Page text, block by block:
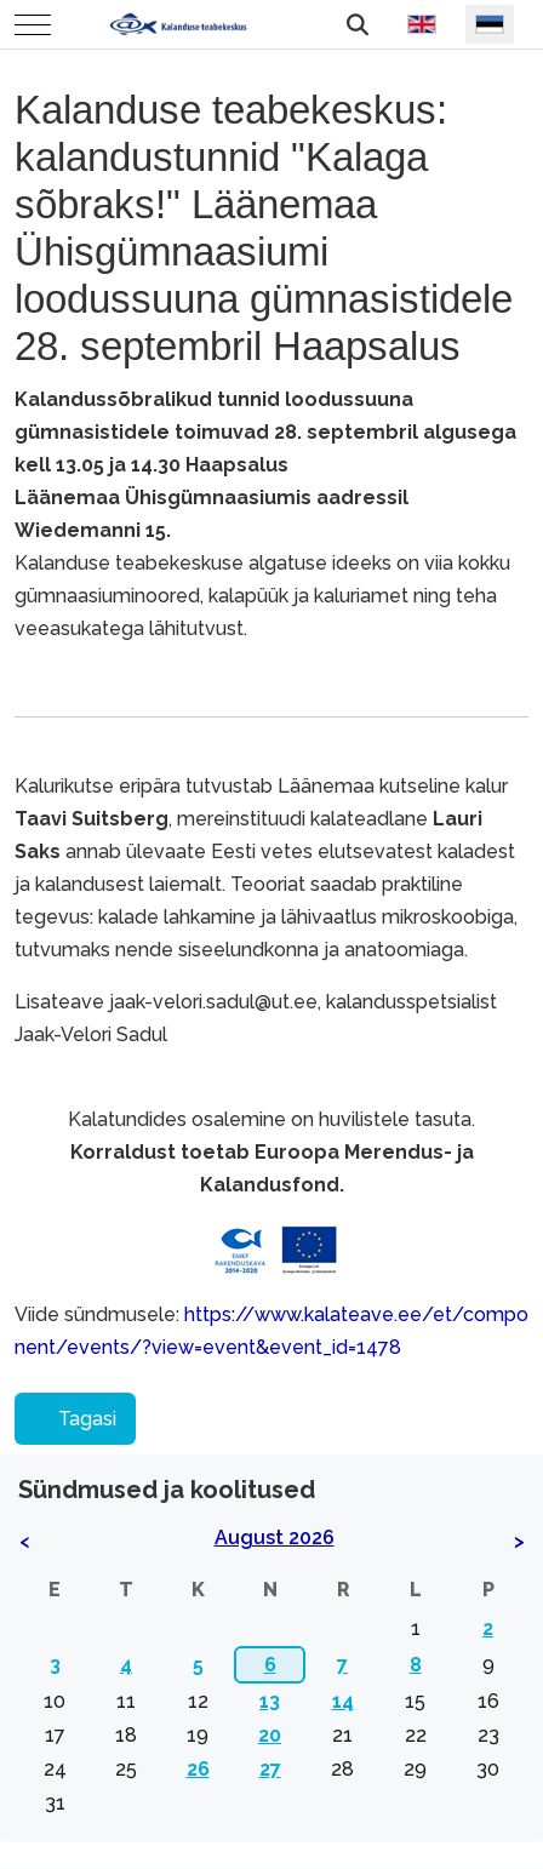
Mobile Menu Toggle Vali keel
Kalanduse teabekeskus:
kalandustunnid "Kalaga
sõbraks!" Läänemaa
Ühisgümnaasiumi
loodussuuna gümnasistidele
28. septembril Haapsalus
Kalandussõbralikud tunnid loodussuuna
gümnasistidele toimuvad 28. septembril algusega
kell 13.05 ja 14.30 Haapsalus
Läänemaa Ühisgümnaasiumis aadressil
Wiedemanni 15.
Kalanduse teabekeskuse algatuse ideeks on viia kokku
gümnaasiuminoored, kalapüük ja kaluriamet ning teha
veeasukatega lähitutvust.
Kalurikutse eripära tutvustab Läänemaa kutseline kalur
Taavi Suitsberg, mereinstituudi kalateadlane Lauri
Saks annab ülevaate Eesti vetes elutsevatest kaladest
ja kalandusest laiemalt. Teooriat saadab praktiline
tegevus: kalade lahkamine ja lähivaatlus mikroskoobiga,
tutvumaks nende siseelundkonna ja anatoomiaga.
Lisateave jaak-velori.sadul@ut.ee, kalandusspetsialist
Jaak-Velori Sadul
Kalatundides osalemine on huvilistele tasuta.
Korraldust toetab Euroopa Merendus- ja
Kalandusfond.
Viide sündmusele: https://www.kalateave.ee/et/compo
nent/events/?view=event&event_id=1478
Tagasi
Sündmused ja koolitused
< August 2026 >
E T K N R L
P
1
2
3
4 5 6 7 8
9
10
11 12 13 14 15
16
17
18 19 20 21 22
23
24
25 26 27 28 29
30
31